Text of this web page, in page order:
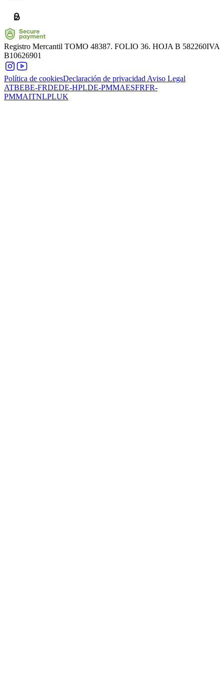
Registro Mercantil TOMO 48387. FOLIO 36. HOJA B 582260IVA
B10626901
Política de cookiesDeclaración de privacidad Aviso Legal
ATBEBE-FRDEDE-HPLDE-PMMAESFRFR-
PMMAITNLPLUK